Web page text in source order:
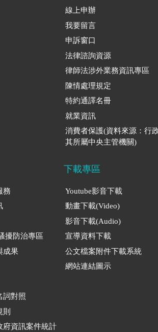
線上申辦
我要留言
申訴窗口
法律諮詢資源
律師法涉外業務資訊專區
陳情處理規定
特約通譯名冊
就業資訊
消費者保護(資料來源：行
其所屬中央主管機關)
務
擾防治專區
成果
詞對照
則
府資訊案件統計
下載專區
Youtube影音下載
動畫下載(Video)
影音下載(Audio)
宣導資料下載
公文檔案附件下載系統
網站連結圖示